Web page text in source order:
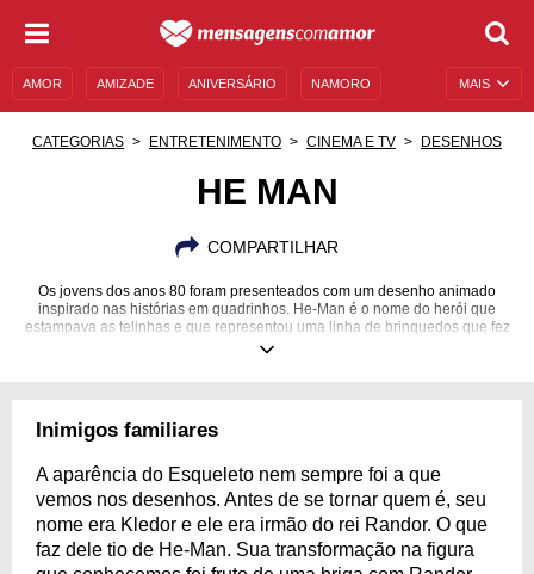
MAIS
AMOR AMIZADE ANIVERSÁRIO NAMORO
CATEGORIAS ENTRETENIMENTO CINEMA E TV DESENHOS
HE MAN
COMPARTILHAR
Os jovens dos anos 80 foram presenteados com um desenho animado
inspirado nas histórias em quadrinhos. He-Man é o nome do herói que
estampava as telinhas e que representou uma linha de brinquedos que fez
muito sucesso. Com a frase "Eu tenho a força!", o alter ego do Príncipe
tempos atuais, já virou até um meme. Relembre esse desenho cheio de
Inimigos familiares
A aparência do Esqueleto nem sempre foi a que
vemos nos desenhos. Antes de se tornar quem é, seu
nome era Kledor e ele era irmão do rei Randor. O que
faz dele tio de He-Man. Sua transformação na figura